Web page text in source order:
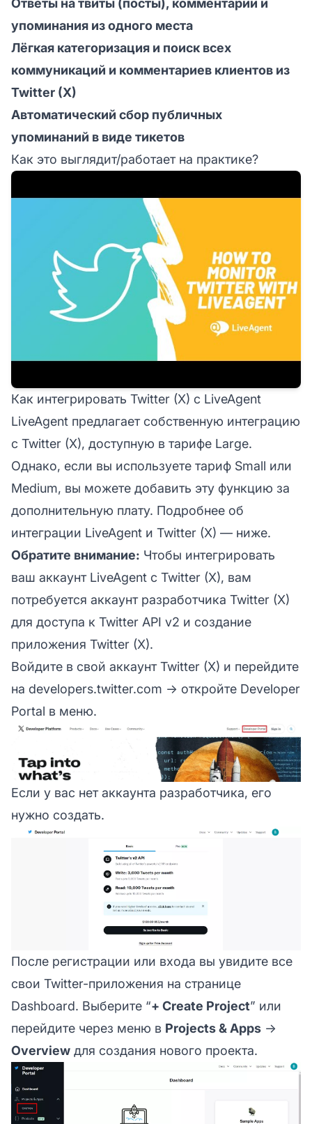
упоминания из одного места
Лёгкая категоризация и поиск всех
коммуникаций и комментариев клиентов из
Twitter (X)
Автоматический сбор публичных
упоминаний в виде тикетов
Как это выглядит/работает на практике?
Как интегрировать Twitter (X) с LiveAgent
LiveAgent предлагает собственную интеграцию
с Twitter (X), доступную в тарифе Large.
Однако, если вы используете тариф Small или
Medium, вы можете добавить эту функцию за
дополнительную плату. Подробнее об
интеграции LiveAgent и Twitter (X) — ниже.
Обратите внимание: Чтобы интегрировать
ваш аккаунт LiveAgent с Twitter (X), вам
потребуется аккаунт разработчика Twitter (X)
для доступа к Twitter API v2 и создание
приложения Twitter (X).
Войдите в свой аккаунт Twitter (X) и перейдите
на developers.twitter.com → откройте Developer
Portal в меню.
Если у вас нет аккаунта разработчика, его
нужно создать.
После регистрации или входа вы увидите все
свои Twitter-приложения на странице
Dashboard. Выберите “+ Create Project” или
перейдите через меню в Projects & Apps →
Overview для создания нового проекта.